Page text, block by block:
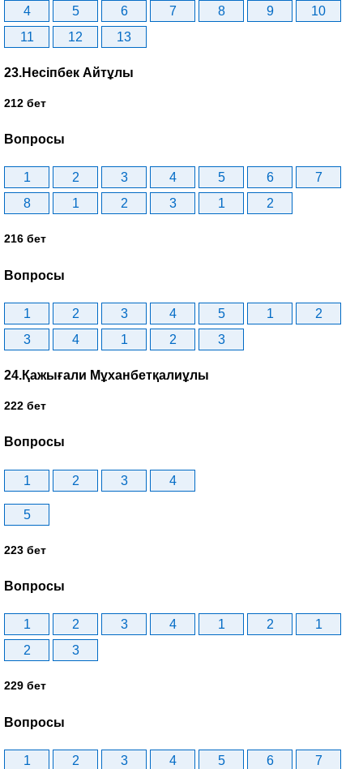
4 5 6 7 8 9
10
11
12 13
23.Несіпбек Айтұлы
212 бет
Вопросы
1 2 3 4 5 6
7
8
1 2 3 1 2
216 бет
Вопросы
1 2 3 4 5 1
2
3
4 1 2 3
24.Қажығали Мұханбетқалиұлы
222 бет
Вопросы
1 2 3 4
5
223 бет
Вопросы
1 2 3 4 1 2
1
2
3
229 бет
Вопросы
1 2 3 4 5 6
7